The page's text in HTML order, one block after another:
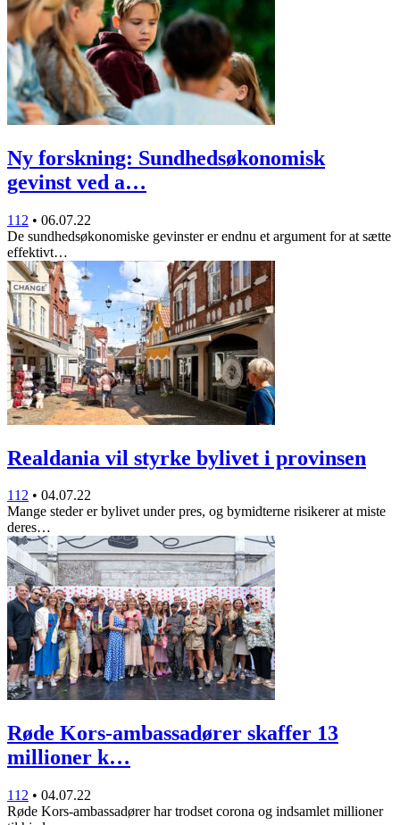
Ny forskning: Sundhedsøkonomisk
gevinst ved a…
112 • 06.07.22
De sundhedsøkonomiske gevinster er endnu et argument for at sætte
effektivt…
Realdania vil styrke bylivet i provinsen
112 • 04.07.22
Mange steder er bylivet under pres, og bymidterne risikerer at miste
deres…
Røde Kors-ambassadører skaffer 13
millioner k…
112 • 04.07.22
Røde Kors-ambassadører har trodset corona og indsamlet millioner